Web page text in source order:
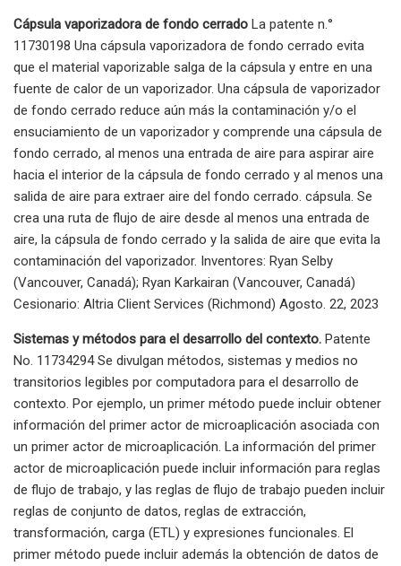
Cápsula vaporizadora de fondo cerrado La patente n.°
11730198 Una cápsula vaporizadora de fondo cerrado evita
que el material vaporizable salga de la cápsula y entre en una
fuente de calor de un vaporizador. Una cápsula de vaporizador
de fondo cerrado reduce aún más la contaminación y/o el
ensuciamiento de un vaporizador y comprende una cápsula de
fondo cerrado, al menos una entrada de aire para aspirar aire
hacia el interior de la cápsula de fondo cerrado y al menos una
salida de aire para extraer aire del fondo cerrado. cápsula. Se
crea una ruta de flujo de aire desde al menos una entrada de
aire, la cápsula de fondo cerrado y la salida de aire que evita la
contaminación del vaporizador. Inventores: Ryan Selby
(Vancouver, Canadá); Ryan Karkairan (Vancouver, Canadá)
Cesionario: Altria Client Services (Richmond) Agosto. 22, 2023
Sistemas y métodos para el desarrollo del contexto. Patente
No. 11734294 Se divulgan métodos, sistemas y medios no
transitorios legibles por computadora para el desarrollo de
contexto. Por ejemplo, un primer método puede incluir obtener
información del primer actor de microaplicación asociada con
un primer actor de microaplicación. La información del primer
actor de microaplicación puede incluir información para reglas
de flujo de trabajo, y las reglas de flujo de trabajo pueden incluir
reglas de conjunto de datos, reglas de extracción,
transformación, carga (ETL) y expresiones funcionales. El
primer método puede incluir además la obtención de datos de